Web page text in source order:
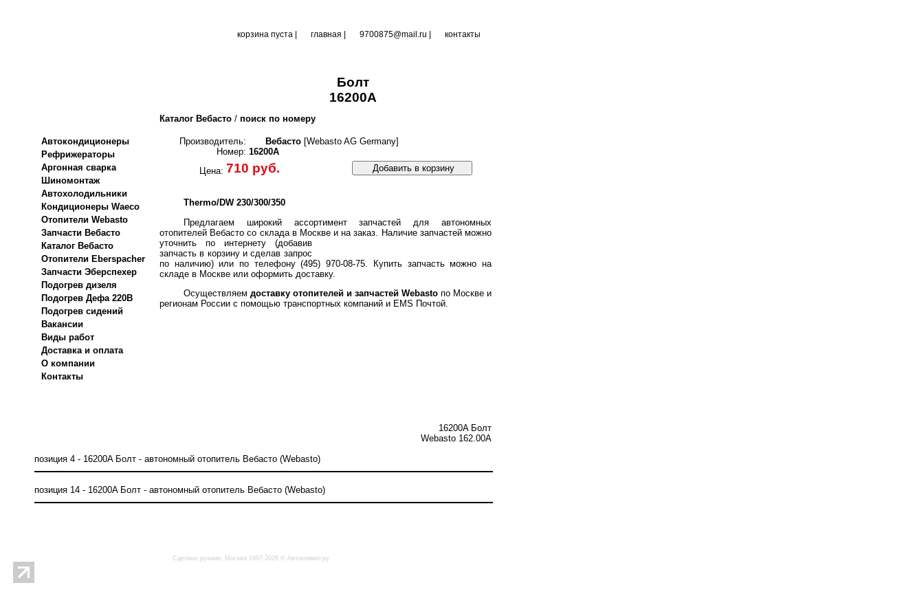
корзина пуста | главная 9700875@mail.ru | контакты
Болт
16200A
Автокондиционеры
Рефрижераторы
Аргонная сварка
Шиномонтаж
Автохолодильники
Кондиционеры Waeco
Отопители Webasto
Запчасти Вебасто
Каталог Вебасто
Отопители Eberspacher
Запчасти Эберспехер
Подогрев дизеля
Подогрев Дефа 220В
Подогрев сидений
Вакансии
Виды работ
Доставка и оплата
О компании
Контакты
Каталог Вебасто / поиск по номеру
Производитель:
Номер:
Вебасто [Webasto AG Germany]
16200A
Цена: 710 руб. Добавить в корзину
Thermo/DW 230/300/350
Предлагаем широкий ассортимент запчастей для автономных
отопителей Вебасто со склада в Москве и на заказ. Наличие запчастей можно
уточнить по интернету (добавив
запчасть в корзину и сделав запрос
по наличию) или по телефону (495) 970-08-75. Купить запчасть можно на
складе в Москве или оформить доставку.
Осуществляем доставку отопителей и запчастей Webasto по Москве и
регионам России с помощью транспортных компаний и EMS Почтой.
16200A Болт
Webasto 162.00A
позиция 4 - 16200A Болт - автономный отопитель Вебасто (Webasto)
позиция 14 - 16200A Болт - автономный отопитель Вебасто (Webasto)
Сделано руками. Москва 1997-2026 © Автоклимат.ру